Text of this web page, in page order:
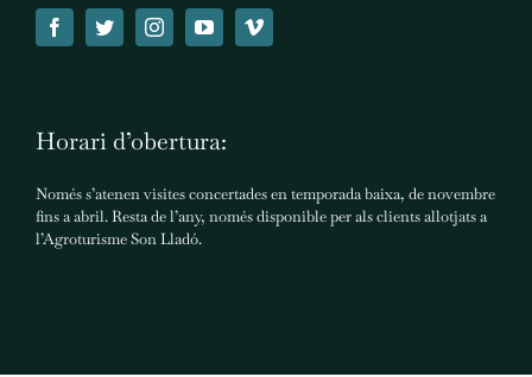
Horari d’obertura:
Només s’atenen visites concertades en temporada baixa, de novembre
fins a abril. Resta de l’any, només disponible per als clients allotjats a
l’Agroturisme Son Lladó.